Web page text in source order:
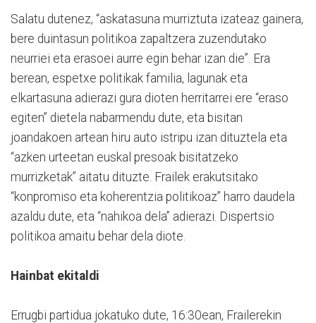
Salatu dutenez, “askatasuna murriztuta izateaz gainera,
bere duintasun politikoa zapaltzera zuzendutako
neurriei eta erasoei aurre egin behar izan die”. Era
berean, espetxe politikak familia, lagunak eta
elkartasuna adierazi gura dioten herritarrei ere “eraso
egiten” dietela nabarmendu dute, eta bisitan
joandakoen artean hiru auto istripu izan dituztela eta
“azken urteetan euskal presoak bisitatzeko
murrizketak” aitatu dituzte. Frailek erakutsitako
“konpromiso eta koherentzia politikoaz” harro daudela
azaldu dute, eta “nahikoa dela” adierazi. Dispertsio
politikoa amaitu behar dela diote.
Hainbat ekitaldi
Errugbi partidua jokatuko dute, 16:30ean, Frailerekin